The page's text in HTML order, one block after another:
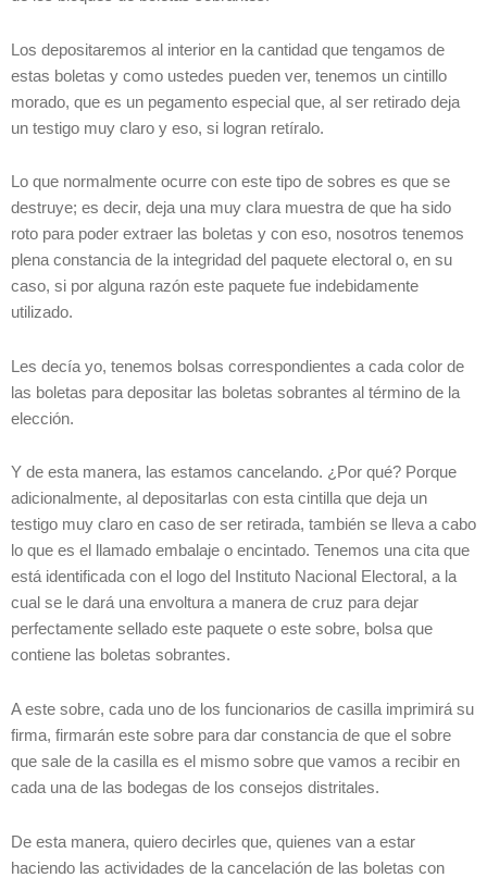
Los depositaremos al interior en la cantidad que tengamos de
estas boletas y como ustedes pueden ver, tenemos un cintillo
morado, que es un pegamento especial que, al ser retirado deja
un testigo muy claro y eso, si logran retíralo.
Lo que normalmente ocurre con este tipo de sobres es que se
destruye; es decir, deja una muy clara muestra de que ha sido
roto para poder extraer las boletas y con eso, nosotros tenemos
plena constancia de la integridad del paquete electoral o, en su
caso, si por alguna razón este paquete fue indebidamente
utilizado.
Les decía yo, tenemos bolsas correspondientes a cada color de
las boletas para depositar las boletas sobrantes al término de la
elección.
Y de esta manera, las estamos cancelando. ¿Por qué? Porque
adicionalmente, al depositarlas con esta cintilla que deja un
testigo muy claro en caso de ser retirada, también se lleva a cabo
lo que es el llamado embalaje o encintado. Tenemos una cita que
está identificada con el logo del Instituto Nacional Electoral, a la
cual se le dará una envoltura a manera de cruz para dejar
perfectamente sellado este paquete o este sobre, bolsa que
contiene las boletas sobrantes.
A este sobre, cada uno de los funcionarios de casilla imprimirá su
firma, firmarán este sobre para dar constancia de que el sobre
que sale de la casilla es el mismo sobre que vamos a recibir en
cada una de las bodegas de los consejos distritales.
De esta manera, quiero decirles que, quienes van a estar
haciendo las actividades de la cancelación de las boletas con